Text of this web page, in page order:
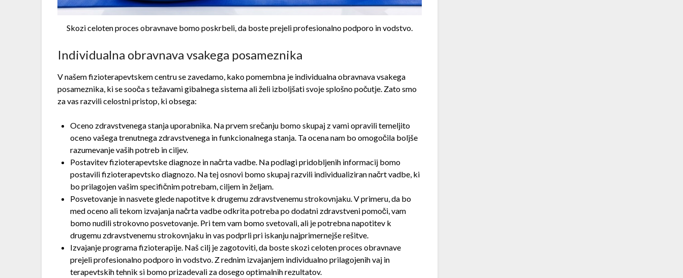
Skozi celoten proces obravnave bomo poskrbeli, da boste prejeli profesionalno podporo in vodstvo.
Individualna obravnava vsakega posameznika
V našem fizioterapevtskem centru se zavedamo, kako pomembna je individualna obravnava vsakega
posameznika, ki se sooča s težavami gibalnega sistema ali želi izboljšati svoje splošno počutje. Zato smo
za vas razvili celostni pristop, ki obsega:
Oceno zdravstvenega stanja uporabnika. Na prvem srečanju bomo skupaj z vami opravili temeljito
oceno vašega trenutnega zdravstvenega in funkcionalnega stanja. Ta ocena nam bo omogočila boljše
razumevanje vaših potreb in ciljev.
Postavitev fizioterapevtske diagnoze in načrta vadbe. Na podlagi pridobljenih informacij bomo
postavili fizioterapevtsko diagnozo. Na tej osnovi bomo skupaj razvili individualiziran načrt vadbe, ki
bo prilagojen vašim specifičnim potrebam, ciljem in željam.
Posvetovanje in nasvete glede napotitve k drugemu zdravstvenemu strokovnjaku. V primeru, da bo
med oceno ali tekom izvajanja načrta vadbe odkrita potreba po dodatni zdravstveni pomoči, vam
bomo nudili strokovno posvetovanje. Pri tem vam bomo svetovali, ali je potrebna napotitev k
drugemu zdravstvenemu strokovnjaku in vas podprli pri iskanju najprimernejše rešitve.
Izvajanje programa fizioterapije. Naš cilj je zagotoviti, da boste skozi celoten proces obravnave
prejeli profesionalno podporo in vodstvo. Z rednim izvajanjem individualno prilagojenih vaj in
terapevtskih tehnik si bomo prizadevali za dosego optimalnih rezultatov.